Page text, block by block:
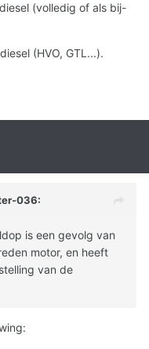
(volledig of als bij-
(HVO, GTL...).
036:
is een gevolg van
motor, en heeft
van de